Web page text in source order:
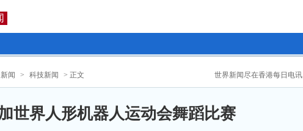
世界新闻尽在香港每日电讯
新闻 > 科技新闻 > 正文
世界人形机器人运动会舞蹈比赛